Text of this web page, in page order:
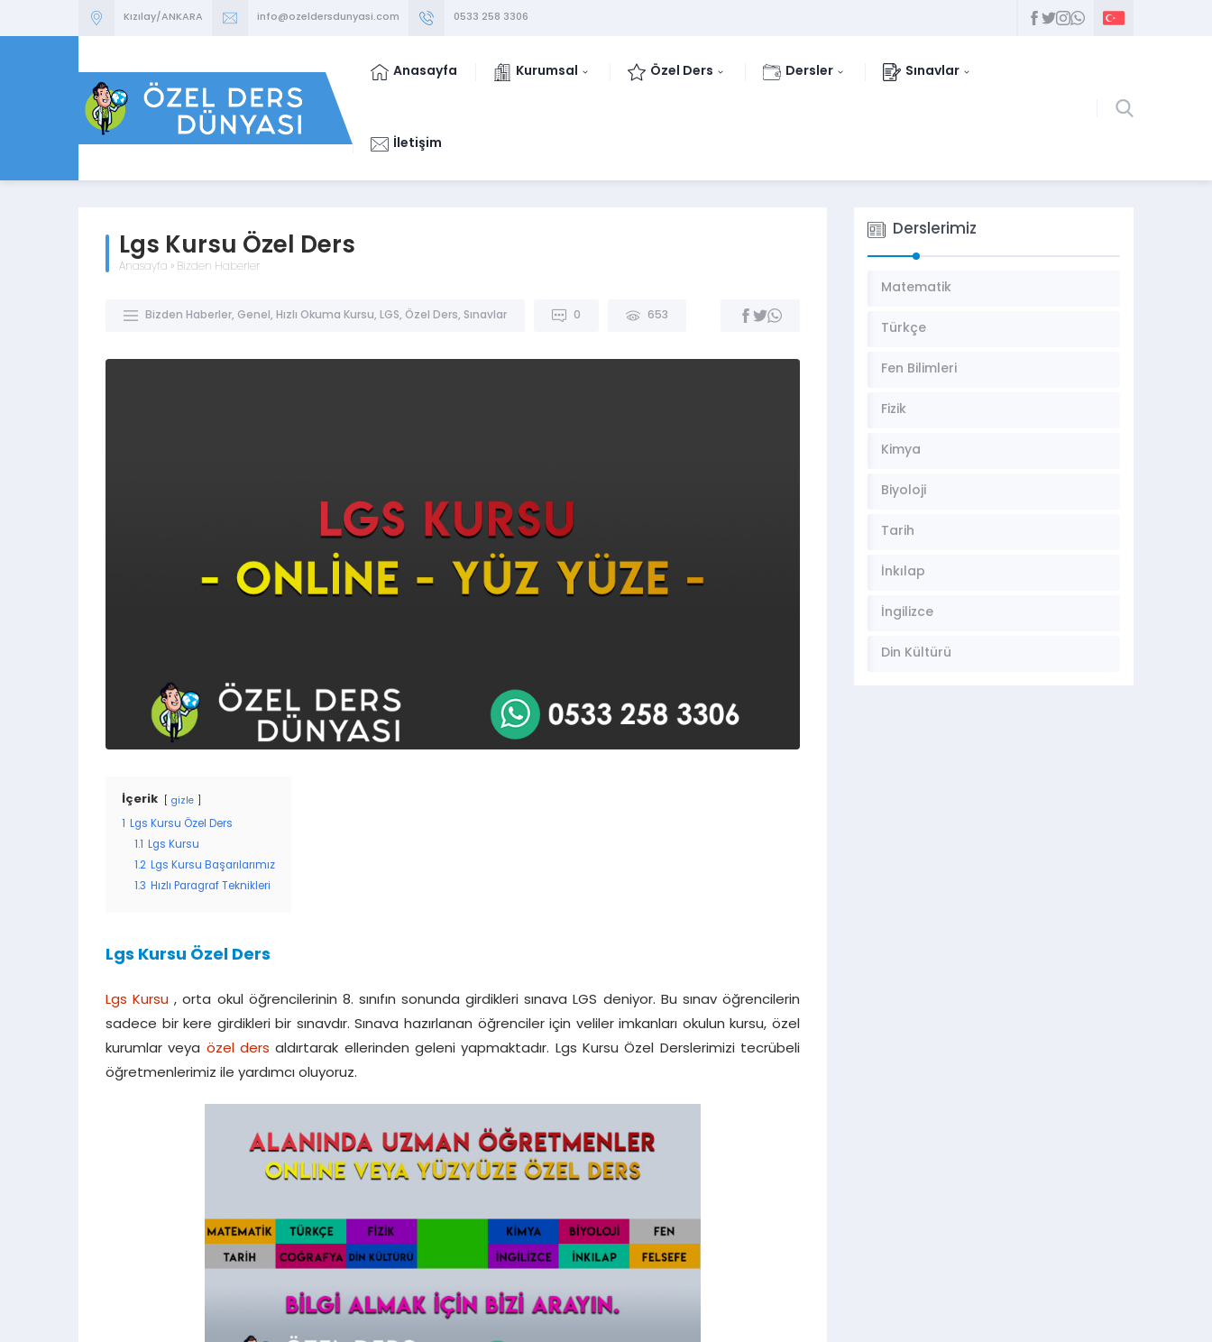
Kızılay/ANKARA info@ozeldersdunyasi.com 0533 258 3306
Anasayfa Kurumsal Özel Ders Dersler Sınavlar
İletişim
Lgs Kursu Özel Ders
Anasayfa » Bizden Haberler
Bizden Haberler, Genel , Hızlı Okuma Kursu, LGS, Özel Ders, Sınavlar 0 653
İçerik gizle
Lgs Kursu Özel Ders
1.1
Lgs Kursu
1.2 Lgs Kursu Başarılarımız
1.3
Hızlı Paragraf Teknikleri
Lgs Kursu Özel Ders
Lgs Kursu , orta okul öğrencilerinin 8. sınıfın sonunda girdikleri sınava LGS deniyor. Bu sınav öğrencilerin
sadece bir kere girdikleri bir sınavdır. Sınava hazırlanan öğrenciler için veliler imkanları okulun kursu, özel
kurumlar veya özel ders aldırtarak ellerinden geleni yapmaktadır. Lgs Kursu Özel Derslerimizi tecrübeli
öğretmenlerimiz ile yardımcı oluyoruz.
Derslerimiz
Matematik
Türkçe
Fen Bilimleri
Fizik
Kimya
Biyoloji
Tarih
İnkılap
İngilizce
Din Kültürü